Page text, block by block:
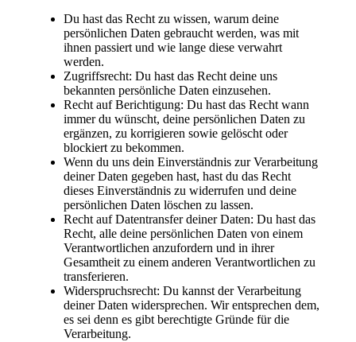
Du hast das Recht zu wissen, warum deine
persönlichen Daten gebraucht werden, was mit
ihnen passiert und wie lange diese verwahrt
werden.
Zugriffsrecht: Du hast das Recht deine uns
bekannten persönliche Daten einzusehen.
Recht auf Berichtigung: Du hast das Recht wann
immer du wünscht, deine persönlichen Daten zu
ergänzen, zu korrigieren sowie gelöscht oder
blockiert zu bekommen.
Wenn du uns dein Einverständnis zur Verarbeitung
deiner Daten gegeben hast, hast du das Recht
dieses Einverständnis zu widerrufen und deine
persönlichen Daten löschen zu lassen.
Recht auf Datentransfer deiner Daten: Du hast das
Recht, alle deine persönlichen Daten von einem
Verantwortlichen anzufordern und in ihrer
Gesamtheit zu einem anderen Verantwortlichen zu
transferieren.
Widerspruchsrecht: Du kannst der Verarbeitung
deiner Daten widersprechen. Wir entsprechen dem,
es sei denn es gibt berechtigte Gründe für die
Verarbeitung.